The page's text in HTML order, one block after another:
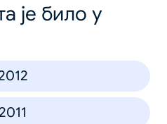
је било у
2011